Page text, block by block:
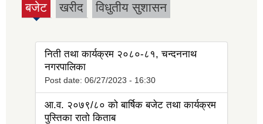
बजेट
(active
खरीद विधुतीय सुशासन
निती तथा कार्यक्रम २०८०-८१, चन्दननाथ
नगरपालिका
Post date: 06/27/2023 - 16:30
आ.व. २०७९/८० को बार्षिक बजेट तथा कार्यक्रम
पुस्तिका रातो किताब